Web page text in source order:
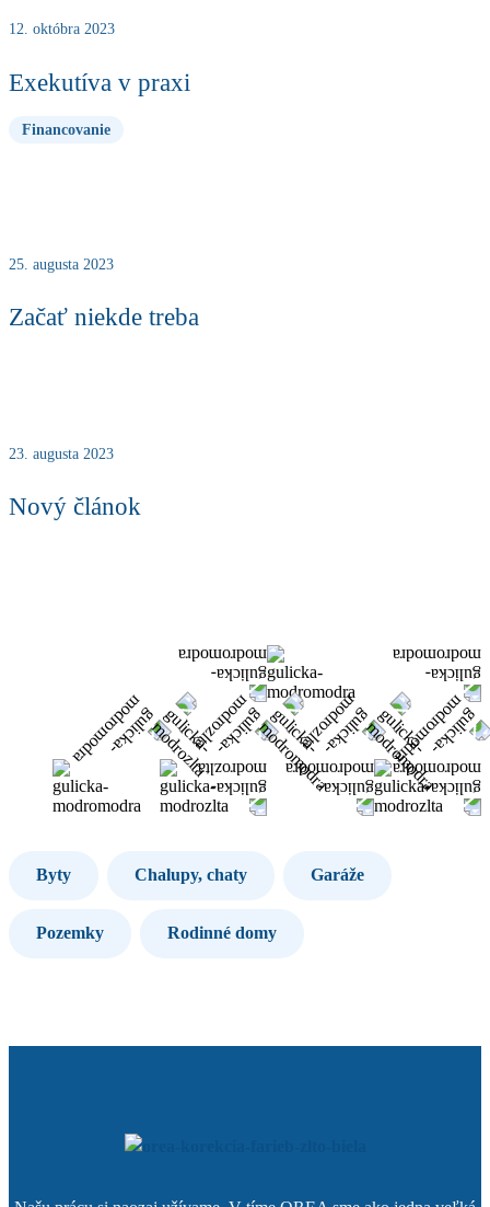
12. októbra 2023
Exekutíva v praxi
Financovanie
25. augusta 2023
Začať niekde treba
23. augusta 2023
Nový článok
Byty Chalupy, chaty Garáže
Pozemky Rodinné domy